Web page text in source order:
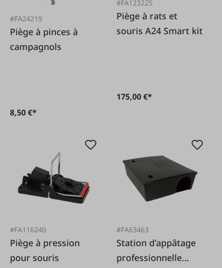
#FA24219
Piège à pinces à
campagnols
8,50 €*
#FA123225
Piège à rats et
souris A24 Smart kit
175,00 €*
#FA116240
Piège à pression
pour souris
#FA63463
Station d'appâtage
professionnelle